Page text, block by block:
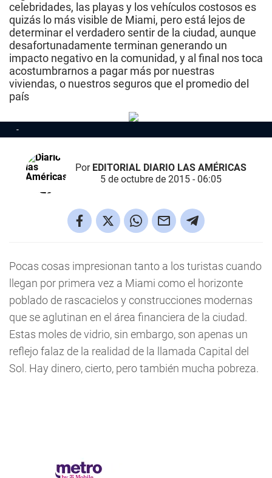
celebridades, las playas y los vehículos costosos es
quizás lo más visible de Miami, pero está lejos de
determinar el verdadero sentir de la ciudad, aunque
desafortunadamente terminan generando un
impacto negativo en la comunidad, y al final nos toca
acostumbrarnos a pagar más por nuestras
viviendas, o nuestros seguros que el promedio del
país
Por EDITORIAL DIARIO LAS AMÉRICAS
5 de octubre de 2015 - 06:05
Pocas cosas impresionan tanto a los turistas cuando
llegan por primera vez a Miami como el horizonte
poblado de rascacielos y construcciones modernas
que se aglutinan en el área financiera de la ciudad.
Estas moles de vidrio, sin embargo, son apenas un
reflejo falaz de la realidad de la llamada Capital del
Sol. Hay dinero, cierto, pero también mucha pobreza.